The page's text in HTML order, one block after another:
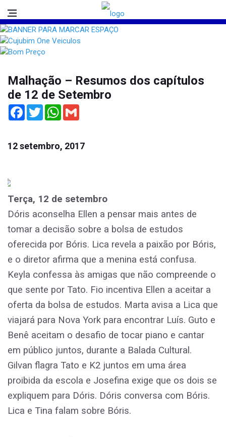
Malhação – Resumos dos capítulos
de 12 de Setembro
Facebook
TwitterWhatsApp
12 setembro, 2017
Terça, 12 de setembro
Dóris aconselha Ellen a pensar mais antes de
tomar a decisão sobre a bolsa de estudos
oferecida por Bóris. Lica revela a paixão por Bóris,
e o diretor afirma que a menina está confusa.
Keyla confessa às amigas que não compreende o
que sente por Tato. Fio incentiva Ellen a aceitar a
oferta da bolsa de estudos. Marta avisa a Lica que
viajará para Nova York para encontrar Luís. Guto e
Benê aceitam o desafio de tocar piano e cantar
em público juntos, durante a Balada Cultural.
Gilvan flagra Tato e K2 juntos em uma área
proibida da escola e Josefina exige que os dois se
expliquem para Dóris. Dóris conversa com Bóris.
Lica e Tina falam sobre Bóris.